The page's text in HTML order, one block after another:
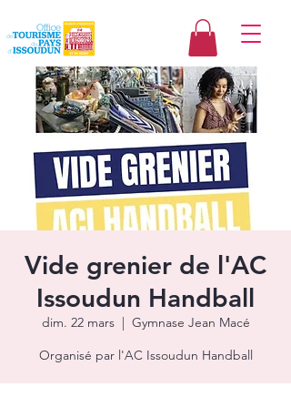
Vide grenier de l'AC
Issoudun Handball
dim. 22 mars
  |
Gymnase Jean Macé
Organisé par l'AC Issoudun Handball